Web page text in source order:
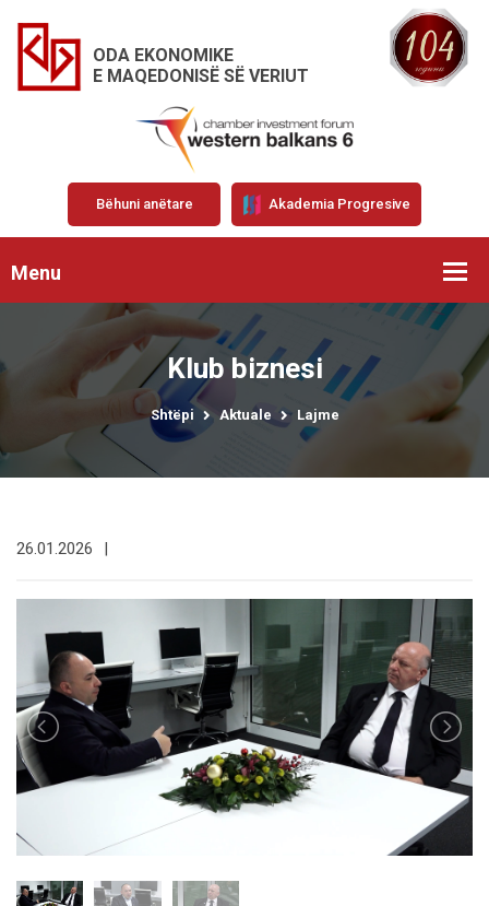
ODA EKONOMIKE
E MAQEDONISË SË VERIUT
Bëhuni anëtare Akademia Progresive
Menu
Klub biznesi
Shtëpi Aktuale Lajme
26.01.2026 |